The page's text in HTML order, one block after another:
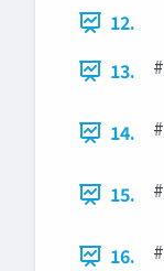
12.
13.
14.
15.
16.